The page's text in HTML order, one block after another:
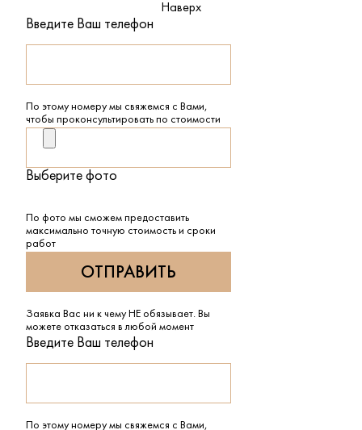
Наверх
Введите Ваш телефон
По этому номеру мы свяжемся с Вами,
чтобы проконсультировать по стоимости
Выберите фото
По фото мы сможем предоставить
максимально точную стоимость и сроки
работ
Заявка Вас ни к чему НЕ обязывает. Вы
можете отказаться в любой момент
Введите Ваш телефон
По этому номеру мы свяжемся с Вами,